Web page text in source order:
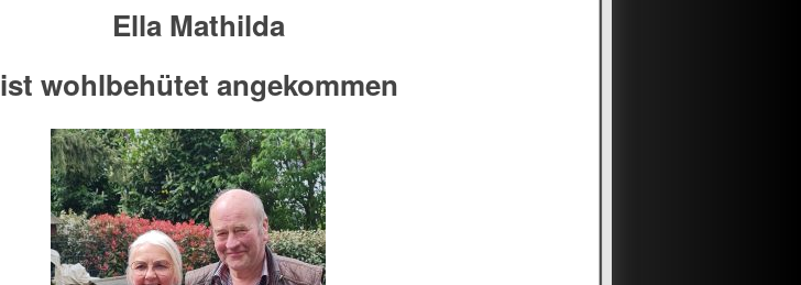
Ella Mathilda
ist wohlbehütet angekommen